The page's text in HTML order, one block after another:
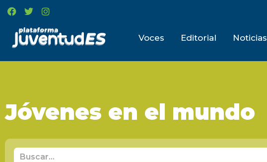
Voces Editorial Noticias
Jóvenes en el mundo